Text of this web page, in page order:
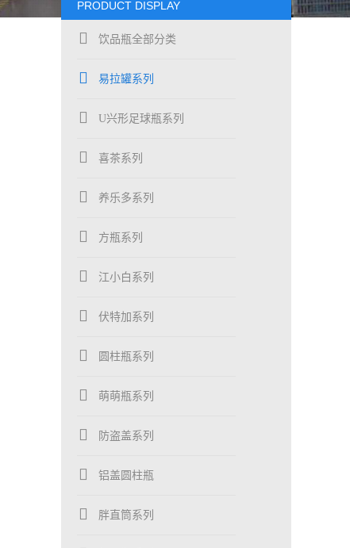
PRODUCT DISPLAY
饮品瓶全部分类
易拉罐系列
U兴形足球瓶系列
喜茶系列
养乐多系列
方瓶系列
江小白系列
伏特加系列
圆柱瓶系列
萌萌瓶系列
防盗盖系列
铝盖圆柱瓶
胖直筒系列